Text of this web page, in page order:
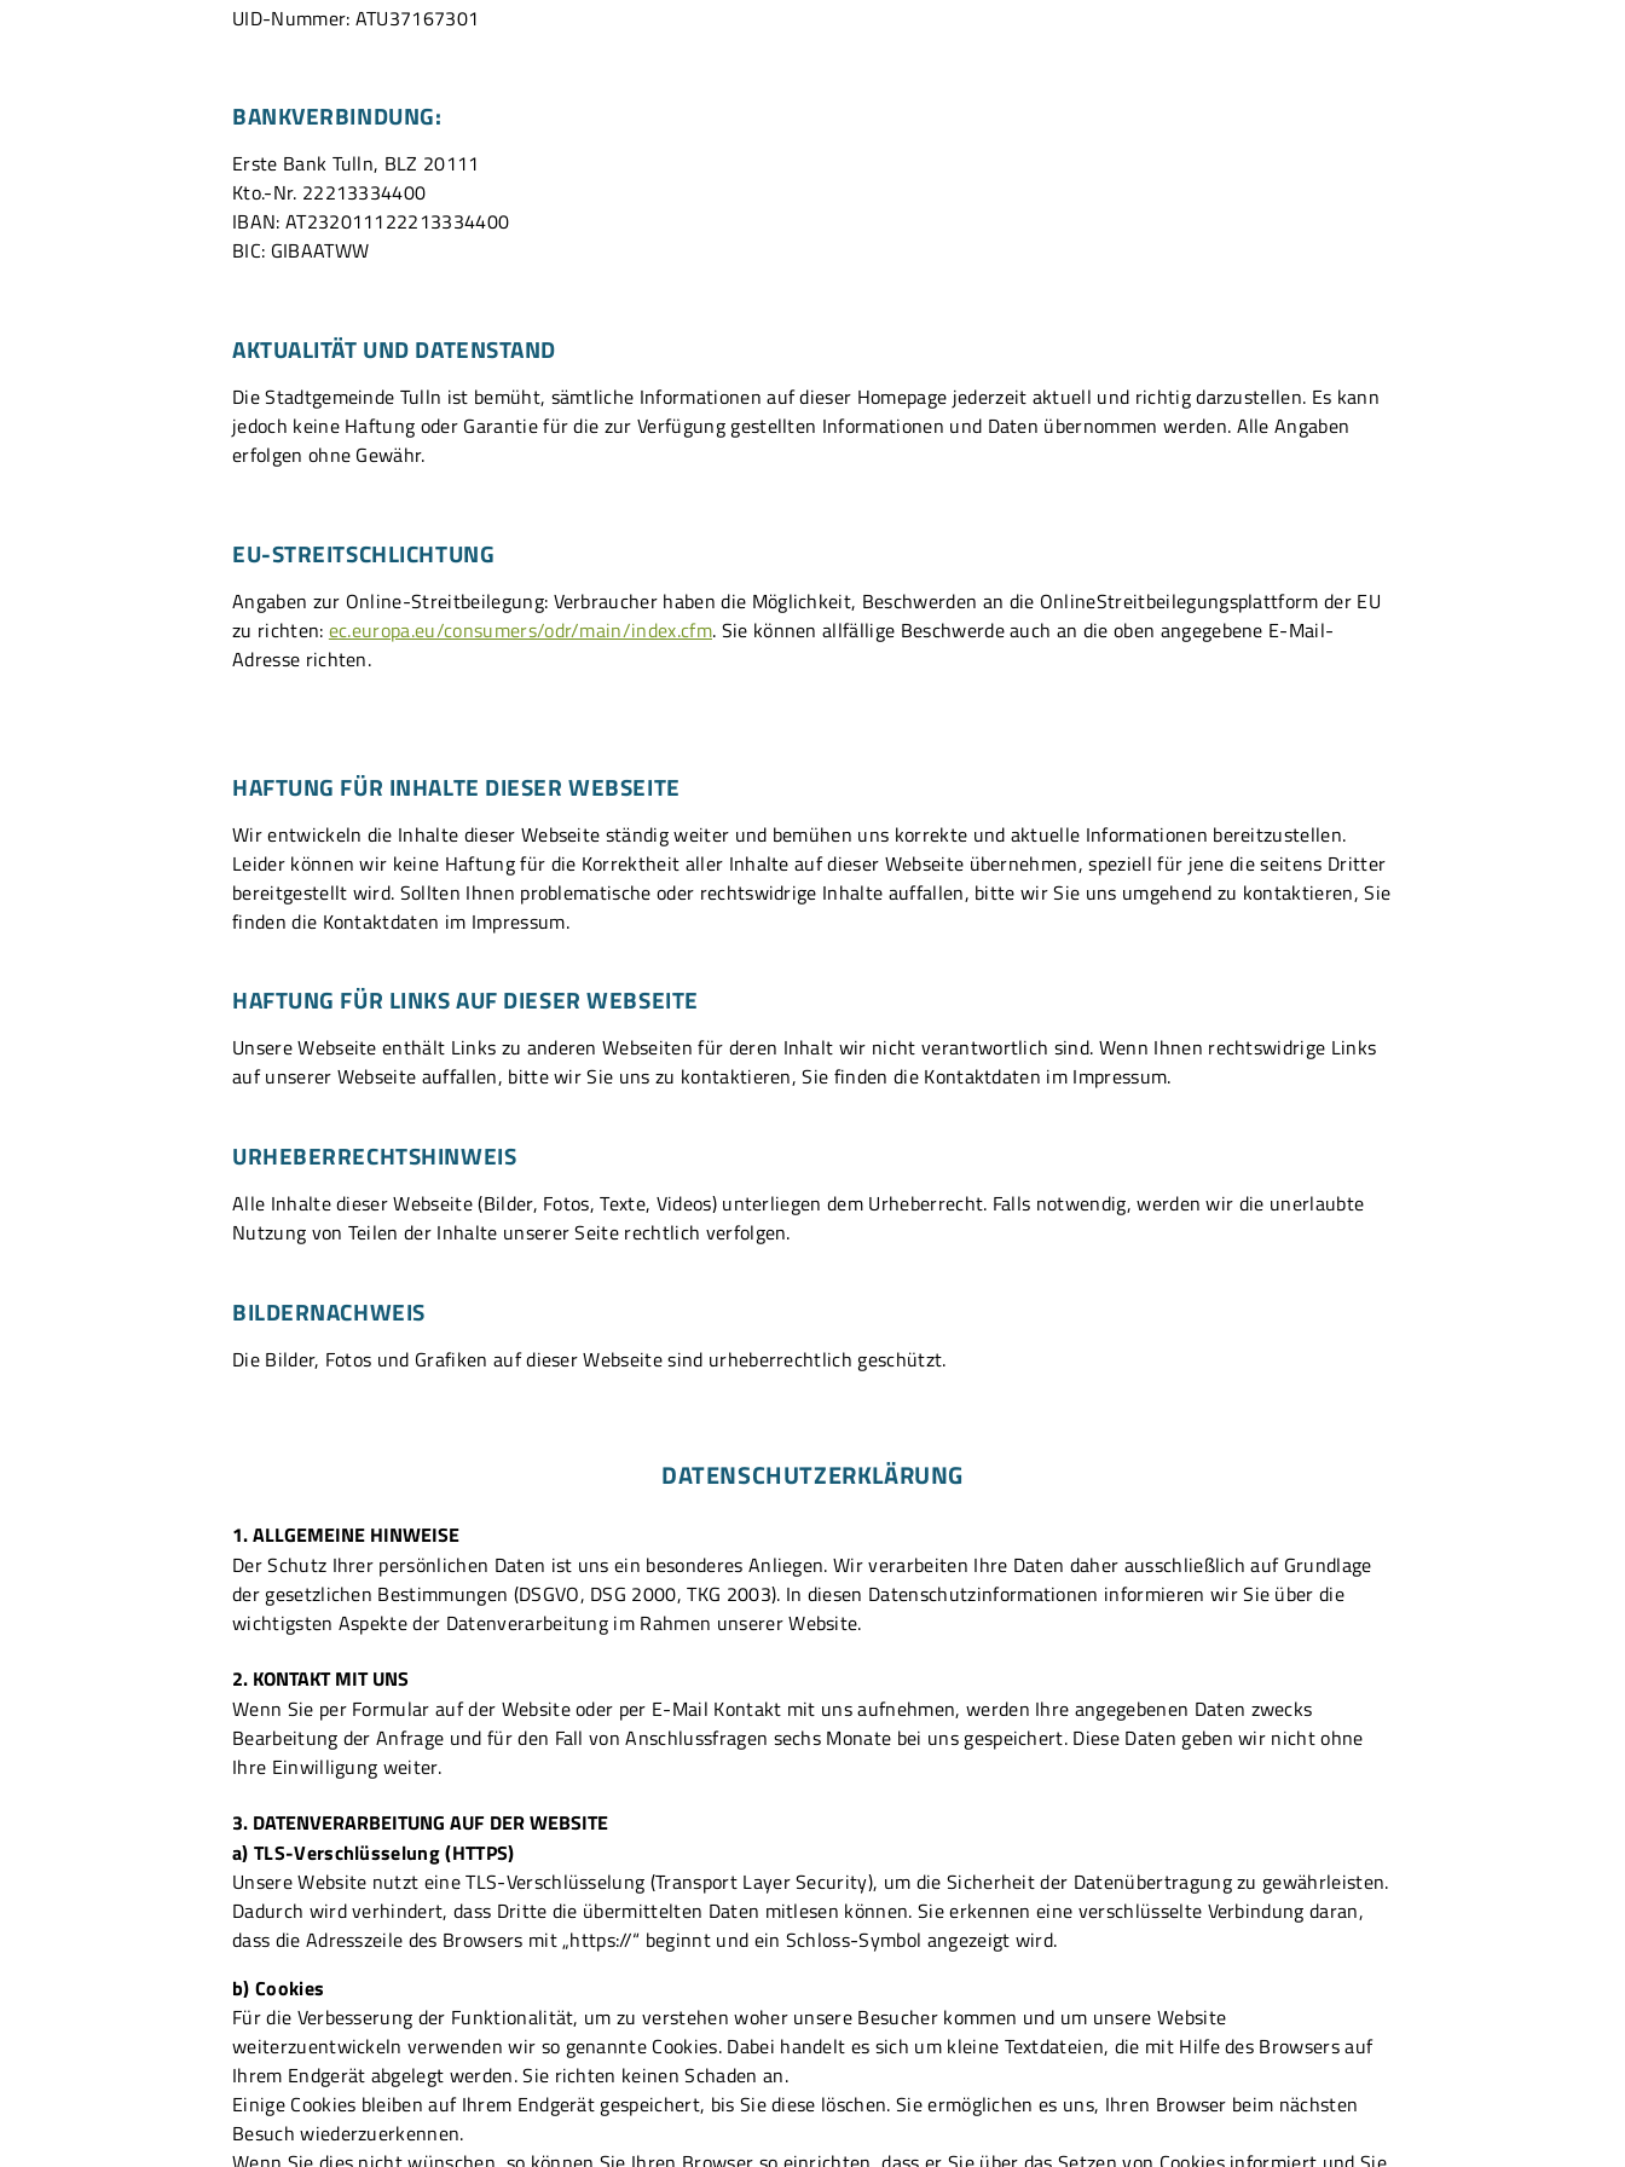
UID-Nummer: ATU37167301
BANKVERBINDUNG:
Erste Bank Tulln, BLZ 20111
Kto.-Nr. 22213334400
IBAN: AT232011122213334400
BIC: GIBAATWW
AKTUALITÄT UND DATENSTAND
Die Stadtgemeinde Tulln ist bemüht, sämtliche Informationen auf dieser Homepage jederzeit aktuell und richtig darzustellen. Es kann
jedoch keine Haftung oder Garantie für die zur Verfügung gestellten Informationen und Daten übernommen werden. Alle Angaben
erfolgen ohne Gewähr.
EU-STREITSCHLICHTUNG
Angaben zur Online-Streitbeilegung: Verbraucher haben die Möglichkeit, Beschwerden an die OnlineStreitbeilegungsplattform der EU
zu richten: ec.europa.eu/consumers/odr/main/index.cfm. Sie können allfällige Beschwerde auch an die oben angegebene E-Mail-
Adresse richten.
HAFTUNG FÜR INHALTE DIESER WEBSEITE
Wir entwickeln die Inhalte dieser Webseite ständig weiter und bemühen uns korrekte und aktuelle Informationen bereitzustellen.
Leider können wir keine Haftung für die Korrektheit aller Inhalte auf dieser Webseite übernehmen, speziell für jene die seitens Dritter
bereitgestellt wird. Sollten Ihnen problematische oder rechtswidrige Inhalte auffallen, bitte wir Sie uns umgehend zu kontaktieren, Sie
finden die Kontaktdaten im Impressum.
HAFTUNG FÜR LINKS AUF DIESER WEBSEITE
Unsere Webseite enthält Links zu anderen Webseiten für deren Inhalt wir nicht verantwortlich sind. Wenn Ihnen rechtswidrige Links
auf unserer Webseite auffallen, bitte wir Sie uns zu kontaktieren, Sie finden die Kontaktdaten im Impressum.
URHEBERRECHTSHINWEIS
Alle Inhalte dieser Webseite (Bilder, Fotos, Texte, Videos) unterliegen dem Urheberrecht. Falls notwendig, werden wir die unerlaubte
Nutzung von Teilen der Inhalte unserer Seite rechtlich verfolgen.
BILDERNACHWEIS
Die Bilder, Fotos und Grafiken auf dieser Webseite sind urheberrechtlich geschützt.
DATENSCHUTZERKLÄRUNG
1. ALLGEMEINE HINWEISE
Der Schutz Ihrer persönlichen Daten ist uns ein besonderes Anliegen. Wir verarbeiten Ihre Daten daher ausschließlich auf Grundlage
der gesetzlichen Bestimmungen (DSGVO, DSG 2000, TKG 2003). In diesen Datenschutzinformationen informieren wir Sie über die
wichtigsten Aspekte der Datenverarbeitung im Rahmen unserer Website.
2. KONTAKT MIT UNS
Wenn Sie per Formular auf der Website oder per E-Mail Kontakt mit uns aufnehmen, werden Ihre angegebenen Daten zwecks
Bearbeitung der Anfrage und für den Fall von Anschlussfragen sechs Monate bei uns gespeichert. Diese Daten geben wir nicht ohne
Ihre Einwilligung weiter.
3. DATENVERARBEITUNG AUF DER WEBSITE
a) TLS-Verschlüsselung (HTTPS)
Unsere Website nutzt eine TLS-Verschlüsselung (Transport Layer Security), um die Sicherheit der Datenübertragung zu gewährleisten.
Dadurch wird verhindert, dass Dritte die übermittelten Daten mitlesen können. Sie erkennen eine verschlüsselte Verbindung daran,
dass die Adresszeile des Browsers mit „https://“ beginnt und ein Schloss-Symbol angezeigt wird.
b) Cookies
Für die Verbesserung der Funktionalität, um zu verstehen woher unsere Besucher kommen und um unsere Website
weiterzuentwickeln verwenden wir so genannte Cookies. Dabei handelt es sich um kleine Textdateien, die mit Hilfe des Browsers auf
Ihrem Endgerät abgelegt werden. Sie richten keinen Schaden an.
Einige Cookies bleiben auf Ihrem Endgerät gespeichert, bis Sie diese löschen. Sie ermöglichen es uns, Ihren Browser beim nächsten
Besuch wiederzuerkennen.